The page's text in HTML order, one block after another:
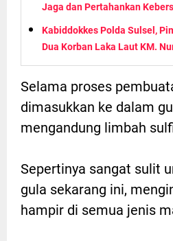
Jaga dan Pertahankan
Kabiddokkes Polda Sulsel,
Dua Korban Laka Laut KM.
Selama proses
dimasukkan ke dalam
mengandung limbah
Sepertinya sangat sulit
gula sekarang ini,
hampir di semua jenis